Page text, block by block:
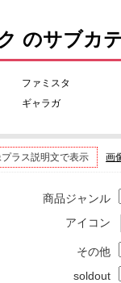
のサブカ
ファミスタ
ギャラガ
ラス説明文で表示 画
商品ジャンル
アイコン
その他
soldout